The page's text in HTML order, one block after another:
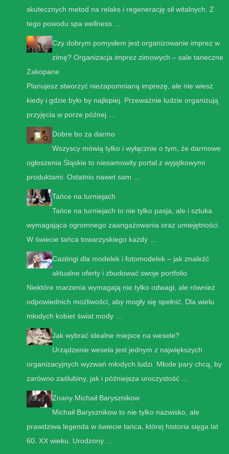
skutecznych metod na relaks i regenerację sił witalnych. Z
tego powodu spa wellness …
Czy dobrym pomysłem jest organizowanie imprez w
zimę? Organizacja imprez zimowych – sale taneczne
Zakopane
Planujesz stworzyć niezapomnianą imprezę, ale nie wiesz
kiedy i gdzie było by najlepiej. Przeważnie ludzie organizują
przyjęcia w porze późnej …
Dobre bo za darmo
Wszyscy mówią tylko i wyłącznie o tym, że darmowe
ogłoszenia Śląskie to niesamowity portal z wyjątkowymi
produktami. Ostatnio nawet sam …
Tańce na turniejach
Tańce na turniejach to nie tylko pasja, ale i sztuka
wymagająca ogromnego zaangażowania oraz umiejętności.
W świecie tańca towarzyskiego każdy …
Castingi dla modelek i fotomodelek – jak znaleźć
aktualne oferty i zbudować swoje portfolio
Niektóre marzenia wymagają nie tylko odwagi, ale również
odpowiednich możliwości, aby mogły się spełnić. Dla wielu
młodych kobiet świat mody …
Jak wybrać idealne miejsce na wesele?
Urządzenie wesela jest jednym z największych
organizacyjnych wyzwań młodych ludzi. Młode pary chcą, by
zarówno zaślubiny, jak i późniejsza uroczystość …
Znany Michaił Barysznikow
Michaił Barysznikow to nie tylko nazwisko, ale
prawdziwa legenda w świecie tańca, której historia sięga lat
60. XX wieku. Urodzony …